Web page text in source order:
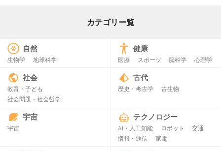
カテゴリー覧
自然
生物学 地球科学
健康
医療 スポーツ 脳科学 心理学
社会
教育・子ども
社会問題・社会哲学
古代
歴史・考古学 古生物
宇宙
宇宙
テクノロジー
AI・人工知能 ロボット
交通
情報・通信
家電